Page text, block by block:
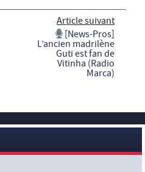
Article suivant
[News-Pros]
L’ancien madrilène
Guti est fan de
Vitinha (Radio
Marca)